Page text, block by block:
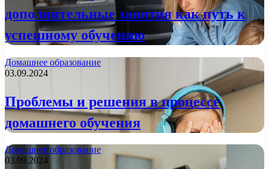
дополнительные занятия как путь к
успешному обучению
Домашнее образование
03.09.2024
Проблемы и решения в процессе
домашнего обучения
Домашнее образование
03.09.2024